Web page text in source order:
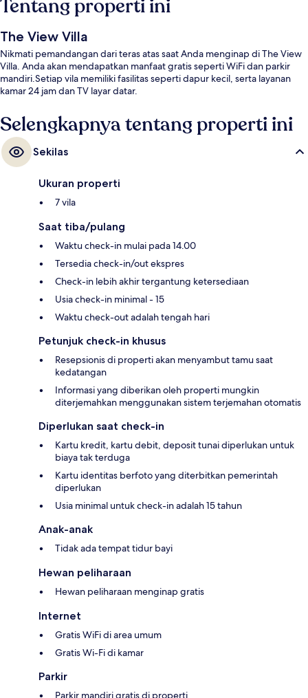
Tentang properti ini
The View Villa
Nikmati pemandangan dari teras atas saat Anda menginap di The View
Villa. Anda akan mendapatkan manfaat gratis seperti WiFi dan parkir
mandiri.Setiap vila memiliki fasilitas seperti dapur kecil, serta layanan
kamar 24 jam dan TV layar datar.
Selengkapnya tentang properti ini
Sekilas
Ukuran properti
7 vila
Saat tiba/pulang
Waktu check-in mulai pada 14.00
Tersedia check-in/out ekspres
Check-in lebih akhir tergantung ketersediaan
Usia check-in minimal - 15
Waktu check-out adalah tengah hari
Petunjuk check-in khusus
Resepsionis di properti akan menyambut tamu saat
kedatangan
Informasi yang diberikan oleh properti mungkin
diterjemahkan menggunakan sistem terjemahan otomatis
Diperlukan saat check-in
Kartu kredit, kartu debit, deposit tunai diperlukan untuk
biaya tak terduga
Kartu identitas berfoto yang diterbitkan pemerintah
diperlukan
Usia minimal untuk check-in adalah 15 tahun
Anak-anak
Tidak ada tempat tidur bayi
Hewan peliharaan
Hewan peliharaan menginap gratis
Internet
Gratis WiFi di area umum
Gratis Wi-Fi di kamar
Parkir
Parkir mandiri gratis di properti